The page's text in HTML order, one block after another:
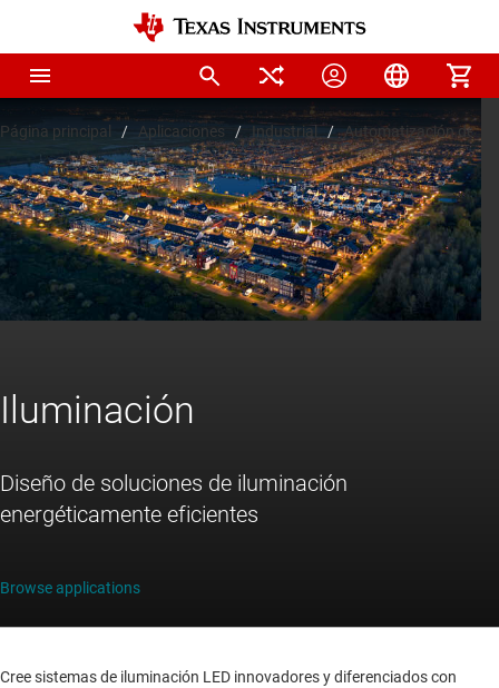
Página principal Aplicaciones Industrial Automatización de
Iluminación
Diseño de soluciones de iluminación
energéticamente eficientes
Browse applications
Cree sistemas de iluminación LED innovadores y diferenciados con